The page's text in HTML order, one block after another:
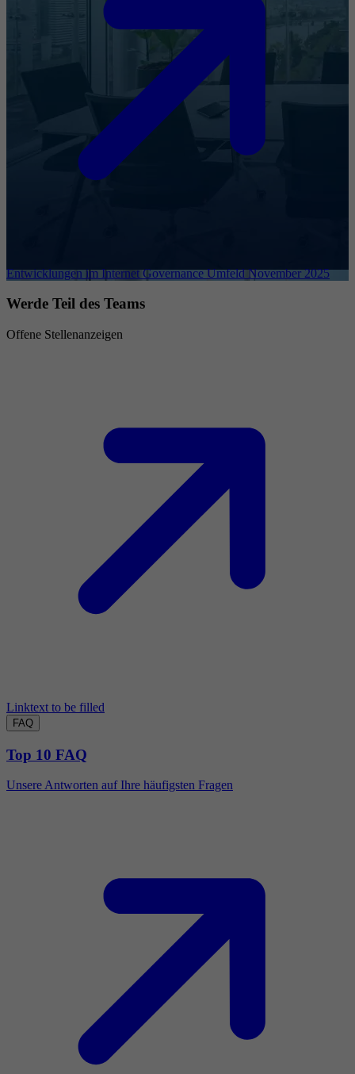
Entwicklungen im Internet Governance Umfeld November 2025
Werde Teil des Teams
Offene Stellenanzeigen
Linktext to be filled
FAQ
Top 10 FAQ
Unsere Antworten auf Ihre häufigsten Fragen